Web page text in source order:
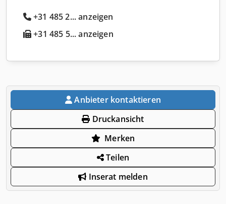
+31 485 2... anzeigen
+31 485 5... anzeigen
Anbieter kontaktieren
Druckansicht
Merken
Teilen
Inserat melden